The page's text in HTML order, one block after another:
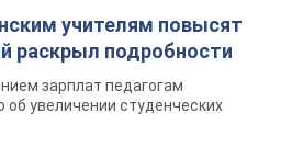
учителям повысят
раскрыл подробности
зарплат педагогам
увеличении студенческих